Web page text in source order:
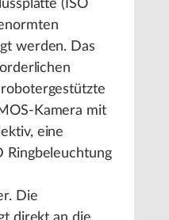
(ISO
werden. Das
Kamera mit
eine
Ringbeleuchtung
Die